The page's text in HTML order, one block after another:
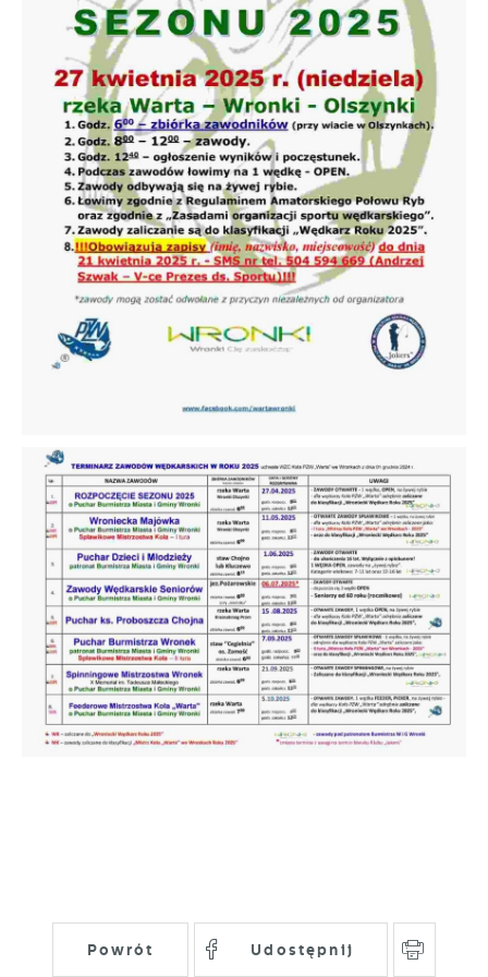
Powrót Udostępnij
gwarantuje dostępność wszystkich
funkcjonalności.
Twoich zwyczajów dotyczących przeglądanej
witryny internetowej. Treści promocyjne
mogą pojawić się na stronach podmiotów
trzecich lub firm będących naszymi
partnerami oraz innych dostawców usług.
Firmy te działają w charakterze
pośredników prezentujących nasze treści w
postaci wiadomości, ofert, komunikatów
mediów społecznościowych.